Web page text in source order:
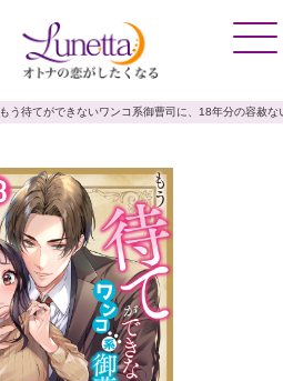
もう待てができないワンコ系御曹司に、18年分の容赦